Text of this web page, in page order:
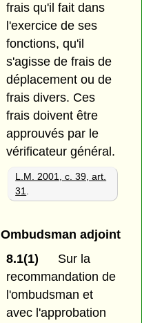
frais qu'il fait dans
l'exercice de ses
fonctions, qu'il
s'agisse de frais de
déplacement ou de
frais divers. Ces
frais doivent être
approuvés par le
vérificateur général.
L.M. 2001, c. 39, art.
31
Ombudsman adjoint
8.1(1)
Sur la
recommandation de
l'ombudsman et
avec l'approbation